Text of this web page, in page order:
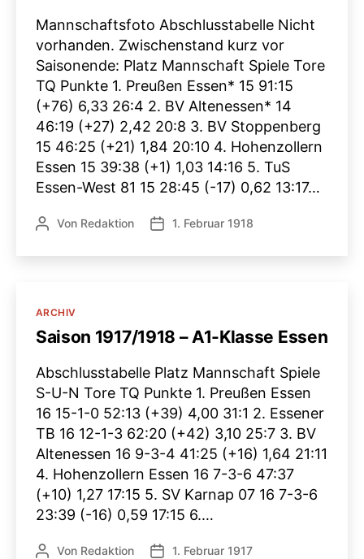
Mannschaftsfoto Abschlusstabelle Nicht
vorhanden. Zwischenstand kurz vor
Saisonende: Platz Mannschaft Spiele Tore
TQ Punkte 1. Preußen Essen* 15 91:15
(+76) 6,33 26:4 2. BV Altenessen* 14
46:19 (+27) 2,42 20:8 3. BV Stoppenberg
15 46:25 (+21) 1,84 20:10 4. Hohenzollern
Essen 15 39:38 (+1) 1,03 14:16 5. TuS
Essen-West 81 15 28:45 (-17) 0,62 13:17…
Beitragsautor
Von Redaktion Veröffentlichungsdatum
1. Februar 1918
Kategorien
ARCHIV
Saison 1917/1918 – A1-Klasse Essen
Abschlusstabelle Platz Mannschaft Spiele
S-U-N Tore TQ Punkte 1. Preußen Essen
16 15-1-0 52:13 (+39) 4,00 31:1 2. Essener
TB 16 12-1-3 62:20 (+42) 3,10 25:7 3. BV
Altenessen 16 9-3-4 41:25 (+16) 1,64 21:11
4. Hohenzollern Essen 16 7-3-6 47:37
(+10) 1,27 17:15 5. SV Karnap 07 16 7-3-6
23:39 (-16) 0,59 17:15 6.…
Beitragsautor
Von Redaktion Veröffentlichungsdatum
1. Februar 1917